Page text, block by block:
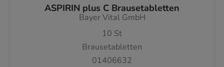
ASPIRIN plus C Brausetabletten
Bayer Vital GmbH
10 St
Brausetabletten
01406632